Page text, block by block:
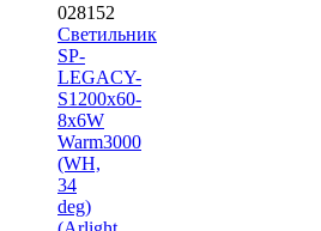
028152
Светильник
SP-
LEGACY-
S1200x60-
8x6W
Warm3000
(WH,
34
deg)